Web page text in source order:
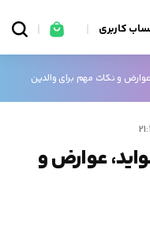
کاربری
و نکات مهم برای والدین
عوارض و